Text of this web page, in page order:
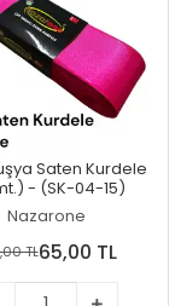
Saten Kurdele
- (SK-04-15)
Nazarone
TL65,00 TL